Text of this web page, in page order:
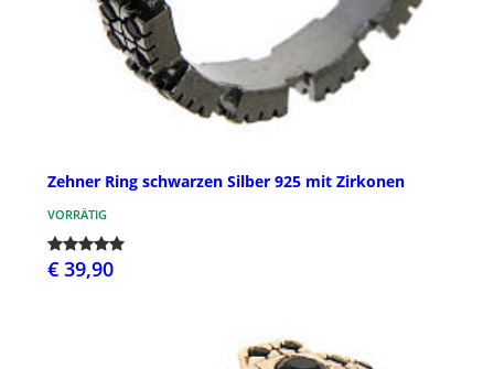
Zehner Ring schwarzen Silber 925 mit Zirkonen
VORRÄTIG
€ 39,90